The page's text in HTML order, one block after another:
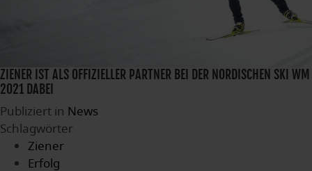
ZIENER IST ALS OFFIZIELLER PARTNER BEI DER NORDISCHEN SKI WM
2021 DABEI
Publiziert in News
Schlagwörter
Ziener
Erfolg